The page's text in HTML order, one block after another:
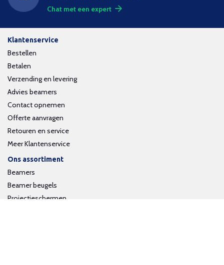
Chat met een expert
Klantenservice
Bestellen
Betalen
Verzending en levering
Advies beamers
Contact opnemen
Offerte aanvragen
Retouren en service
Meer Klantenservice
Ons assortiment
Beamers
Beamer beugels
Projectieschermen